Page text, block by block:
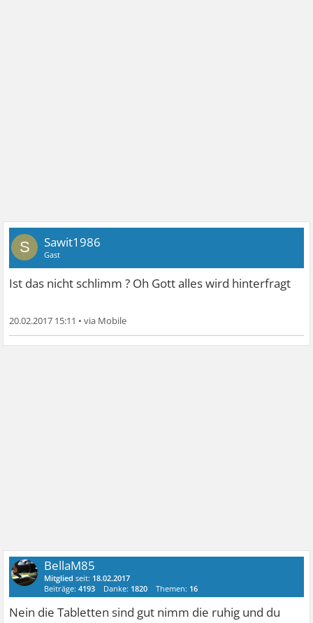
S Sawit1986
Gast
Ist das nicht schlimm ? Oh Gott alles wird hinterfragt
20.02.2017 15:11 •
BellaM85
Mitglied seit: 18.02.2017
Beiträge:4193 Danke: 1820 Themen: 16
Nein die Tabletten sind gut nimm die ruhig und du